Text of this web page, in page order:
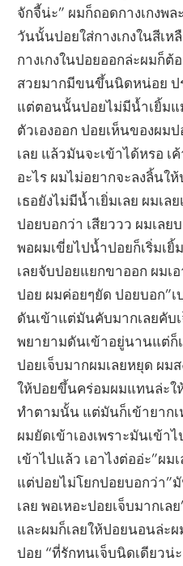
จักจี้น่ะ” ผมก็ถอดกางเกงพ
วันนั้นปอยใส่กางเกงในสีเ
กางเกงในปอยออกล่ะผมก็ต้
สวยมากมีขนขึ้นนิดหน่อย
แต่ตอนนั้นปอยไม่มีน้ำเยิ้มแ
ตัวเองออก ปอยเห็นของผม
เลย แล้วมันจะเข้าได้หรอ เ
อะไร ผมไม่อยากจะลงลิ้นใ
เธอยังไม่มีน้ำเยิ่มเลย ผมเล
ปอยบอกว่า เสียววว ผมเลย
พอผมเขี่ยไปน้ำปอยก็เริ่มเ
เลยจับปอยแยกขาออก ผมเ
ปอย ผมค่อยๆยัด ปอยบอก”เ
ดันเข้าแต่มันคับมากเลยคับ
พยายามดันเข้าอยู่นานแต่ก็
ปอยเจ็บมากผมเลยหยุด ผม
ให้ปอยขึ้นคร่อมผมแทนล่ะใ
ทำตามนั้น แต่มันก็เข้ายาก
ผมยัดเข้าเองเพราะมันเข้า
เข้าไปแล้ว เอาไงต่ออ่ะ”ผ
แต่ปอยไม่โยกปอยบอกว่า”
เลย พอเหอะปอยเจ็บมากเ
และผมก็เลยให้ปอยนอนล่ะ
ปอย “ที่รักทนเจ็บนิดเดียวน่